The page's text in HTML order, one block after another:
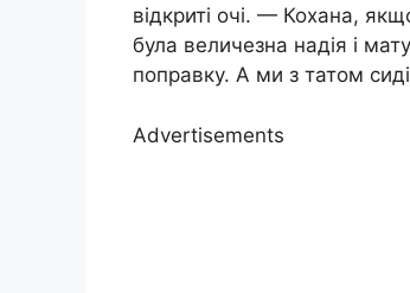
відкриті очі. — Кохана,
була величезна надія і
поправку. А ми з татом
Advertisements